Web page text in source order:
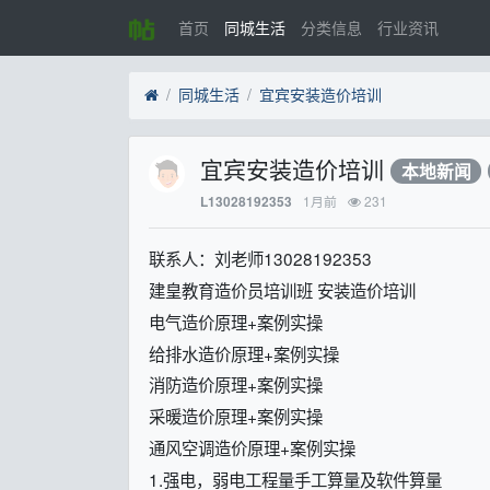
首页 同城生活 分类信息 行业资讯
同城生活 宜宾安装造价培训
宜宾安装造价培训 本地新闻
L13028192353 1月前 231
联系人：刘老师13028192353
建皇教育造价员培训班 安装造价培训
电气造价原理+案例实操
给排水造价原理+案例实操
消防造价原理+案例实操
采暖造价原理+案例实操
通风空调造价原理+案例实操
1.强电，弱电工程量手工算量及软件算量